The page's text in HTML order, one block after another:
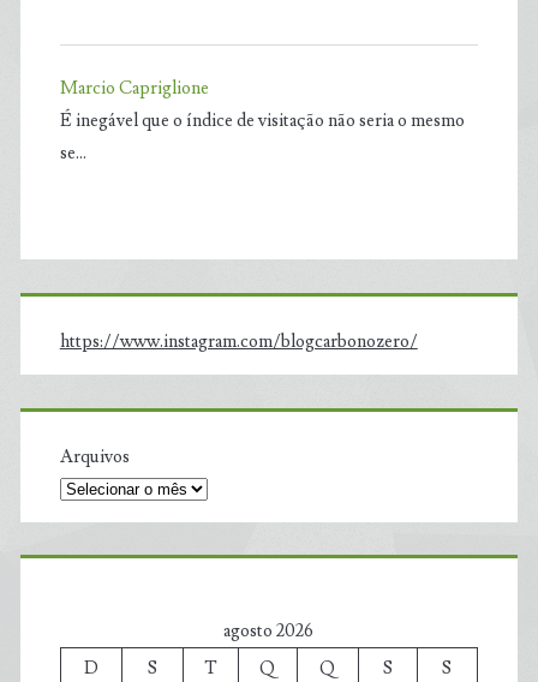
Marcio Capriglione
É inegável que o índice de visitação não seria o mesmo
se…
https://www.instagram.com/blogcarbonozero/
Arquivos
agosto 2026
D
S T Q Q S
S